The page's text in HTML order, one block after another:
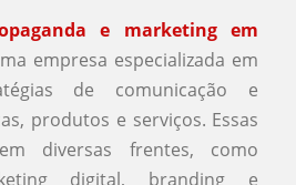
e marketing em
empresa especializada em
de comunicação e
produtos e serviços. Essas
diversas frentes, como
digital, branding e